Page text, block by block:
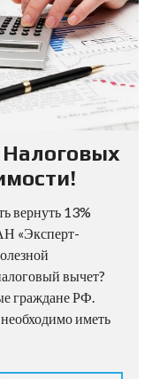
вернуть 13%
«Эксперт-
вычет?
граждане РФ.
иметь